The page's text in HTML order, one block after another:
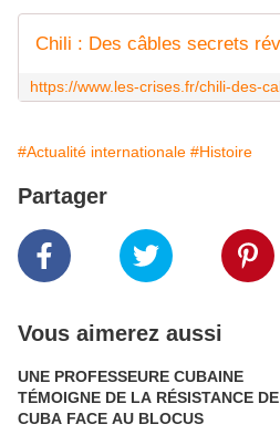
#Actualité internationale #Histoire
Partager
Vous aimerez aussi
UNE PROFESSEURE CUBAINE
TÉMOIGNE DE LA RÉSISTANCE DE
CUBA FACE AU BLOCUS